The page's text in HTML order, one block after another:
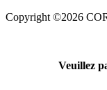
Copyright ©2026
Veuillez